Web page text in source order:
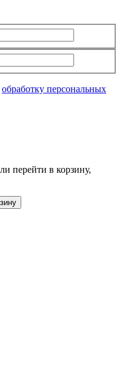
обработку персональных
перейти в корзину,